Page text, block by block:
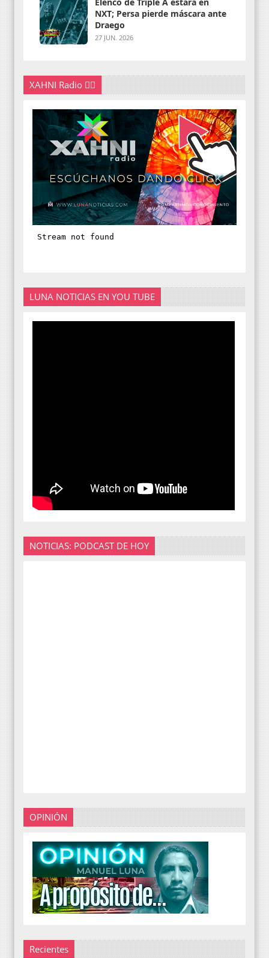
Elenco de Triple A estará en
NXT; Persa pierde máscara ante
Draego
27 JUN. 2026
XAHNI Radio 👇🏽
LUNA NOTICIAS EN YOU TUBE
NOTICIAS: PODCAST DE HOY
OPINIÓN
Recientes